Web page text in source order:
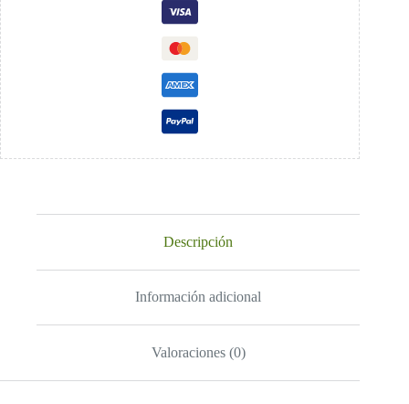
Descripción
Información adicional
Valoraciones (0)